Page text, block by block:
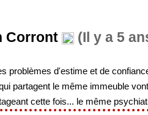
Corront (Il y a 5
problèmes d'estime et de
partagent le même immeuble
cette fois... le même